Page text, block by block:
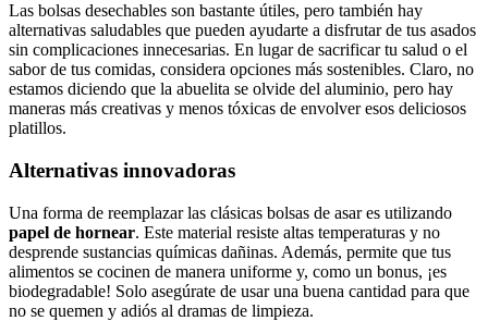
Las⁤ bolsas desechables‍ son bastante útiles, pero también hay
alternativas saludables que pueden ayudarte a ⁢disfrutar de tus asados
sin complicaciones innecesarias. En⁤ lugar de sacrificar tu salud ‍o el
sabor de tus‌ comidas, considera ‍opciones más ⁢sostenibles. Claro, no
estamos diciendo que ​la abuelita​ se ⁣olvide⁣ del aluminio, ‌pero hay
maneras más creativas y menos tóxicas de envolver esos deliciosos ​
platillos.
Alternativas innovadoras
Una ​forma de‌ reemplazar ⁣las clásicas bolsas de asar es​ utilizando
papel de hornear. Este material resiste altas ​temperaturas y no
desprende sustancias químicas dañinas. Además, ‍permite que​ tus
alimentos se cocinen de manera uniforme ‍y, como un ⁢bonus, ¡es
biodegradable! ⁤Solo asegúrate de⁣ usar una buena cantidad para que
no se quemen y adiós al dramas de limpieza.